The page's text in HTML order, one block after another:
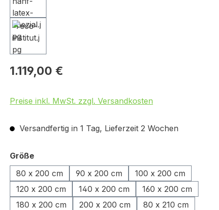
1.119,00 €
Preise inkl. MwSt. zzgl. Versandkosten
Versandfertig in 1 Tag, Lieferzeit 2 Wochen
Größeauswählen
80 x 200 cm
90 x 200 cm
100 x 200 cm
120 x 200 cm
140 x 200 cm
160 x 200 cm
180 x 200 cm
200 x 200 cm
80 x 210 cm